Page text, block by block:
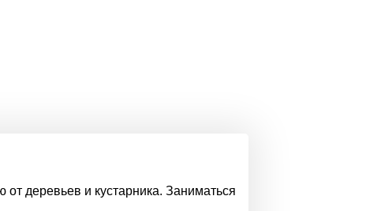
от деревьев и кустарника. Заниматься